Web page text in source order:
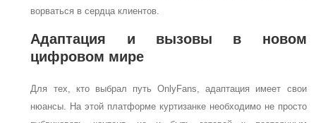
ворваться в сердца клиентов.
Адаптация и вызовы в новом
цифровом мире
Для тех, кто выбрал путь OnlyFans, адаптация имеет свои
нюансы. На этой платформе куртизанке необходимо не просто